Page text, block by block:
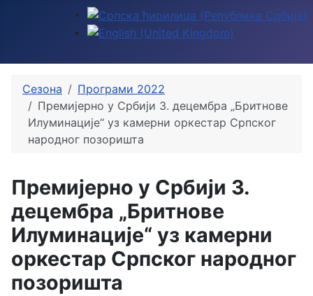
Изаберите ваш језик
Сезона
Програми 2022
Премијерно у Србији 3. децембра „Бритнове
Илуминације“ уз камерни оркестар Српског
народног позоришта
Премијерно у Србији 3.
децембра „Бритнове
Илуминације“ уз камерни
оркестар Српског народног
позоришта